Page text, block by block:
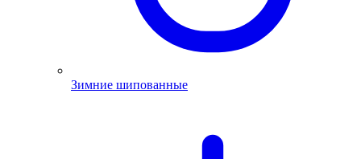
Зимние шипованные